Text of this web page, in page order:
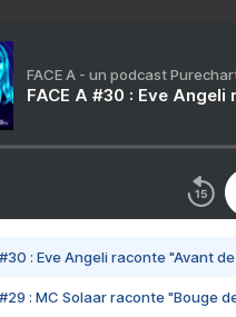
FACE A - un podcast
FACE A #30 : Eve
#30 : Eve Angeli raconte "Avant
#29 : MC Solaar raconte "Bouge